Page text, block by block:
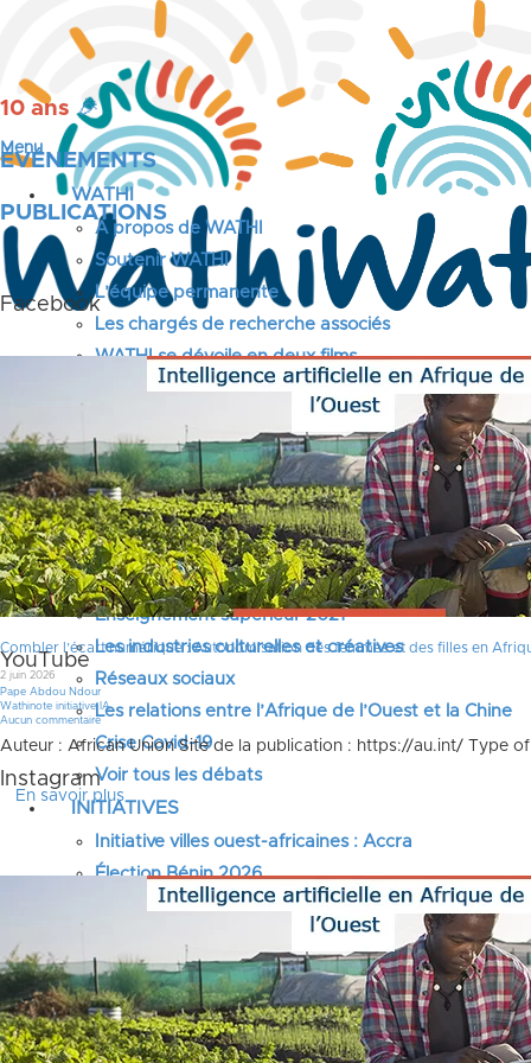
10 ans 🎉
ÉVÉNEMENTS
PUBLICATIONS
Facebook
Twitter
LinkedIn
YouTube
Instagram
Menu
WATHI
A propos de WATHI
Soutenir WATHI
L’équipe permanente
Les chargés de recherche associés
WATHI se dévoile en deux films
L’association
Nos partenaires
LE DÉBAT
Débat – Entrepreneuriat en Afrique de l’Ouest
Afrique de l’Ouest – États Unis d’Amérique
Changement climatique 2022
Les relations entre l’Afrique de l’Ouest et l’Europe
Enseignement supérieur 2021
Les industries culturelles et créatives
Réseaux sociaux
Les relations entre l’Afrique de l’Ouest et la Chine
Crise Covid-19
Voir tous les débats
INITIATIVES
Initiative villes ouest-africaines : Accra
Élection Bénin 2026
Initiative intelligence artificielle en Afrique de l’Ouest
Élection Guinée-Bissau 2025
Élection Côte d’Ivoire 2025
Élection Cameroun 2025
Combler l’écart numérique : Autonomisation des femmes et des filles en
2 juin 2026
Pape Abdou Ndour
Wathinote initiative IA
Aucun commentaire
Auteur : African Union Site de la publication : https://au.int/ Type
En savoir plus